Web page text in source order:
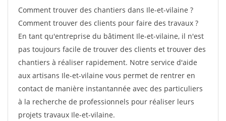
Comment trouver des chantiers dans Ile-et-vilaine ?
Comment trouver des clients pour faire des travaux ?
En tant qu'entreprise du bâtiment Ile-et-vilaine, il n'est
pas toujours facile de trouver des clients et trouver des
chantiers à réaliser rapidement. Notre service d'aide
aux artisans Ile-et-vilaine vous permet de rentrer en
contact de manière instantannée avec des particuliers
à la recherche de professionnels pour réaliser leurs
projets travaux Ile-et-vilaine.